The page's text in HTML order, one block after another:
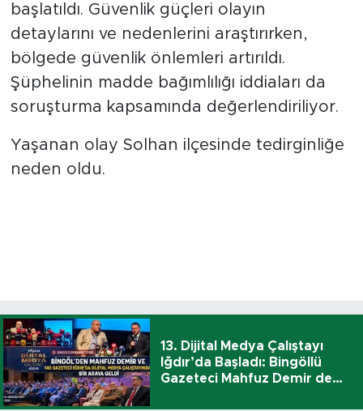
başlatıldı. Güvenlik güçleri olayın
detaylarını ve nedenlerini araştırırken,
bölgede güvenlik önlemleri artırıldı.
Şüphelinin madde bağımlılığı iddiaları da
soruşturma kapsamında değerlendiriliyor.
Yaşanan olay Solhan ilçesinde tedirginliğe
neden oldu.
13. Dijital Medya Çalıştayı
Iğdır’da Başladı: Bingöllü
Gazeteci Mahfuz Demir de